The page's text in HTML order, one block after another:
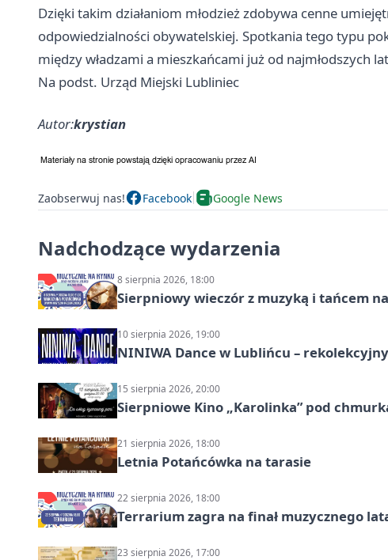
Dzięki takim działaniom młodzież zdobywa cenne
odpowiedzialności obywatelskiej. Spotkania tego typu
między władzami a mieszkańcami już od najmłodszych
Na podst. Urząd Miejski Lubliniec
Autor:krystian
Zaobserwuj nas! Facebook Google News
Nadchodzące wydarzenia
8 sierpnia 2026, 18:00
Sierpniowy wieczór z muzyką i tańcem
10 sierpnia 2026, 19:00
NINIWA Dance w Lublińcu –
15 sierpnia 2026, 20:00
Sierpniowe Kino „Karolinka” pod
21 sierpnia 2026, 18:00
Letnia Potańcówka na tarasie
22 sierpnia 2026, 18:00
Terrarium zagra na finał muzycznego
23 sierpnia 2026, 17:00